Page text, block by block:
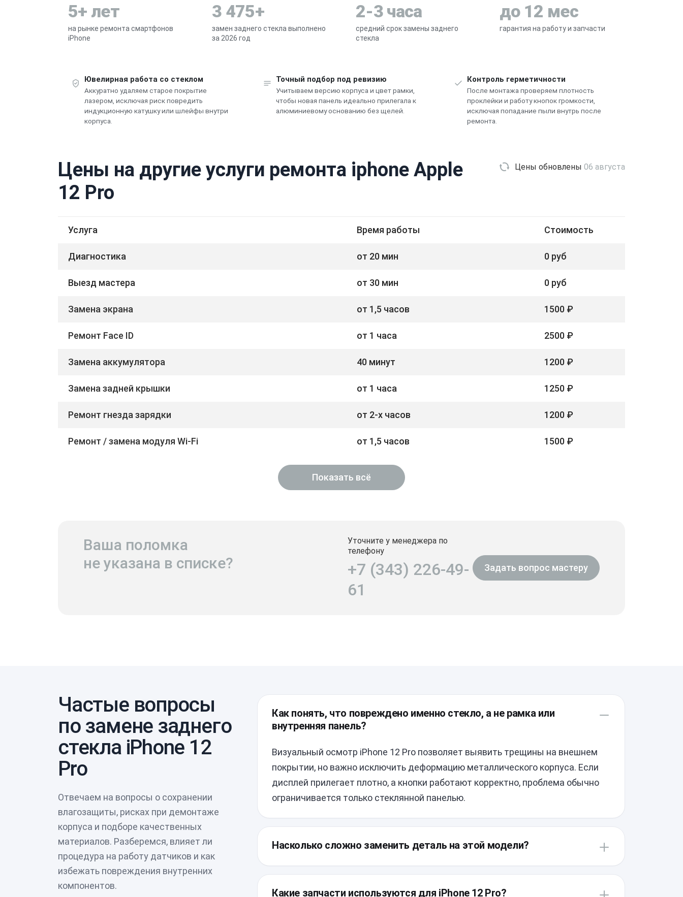
5+ лет
на рынке ремонта смартфонов
iPhone
3 475+
замен заднего стекла выполнено
за 2026 год
2-3 часа
средний срок замены заднего
стекла
до 12 мес
гарантия на работу и запчасти
Ювелирная работа со стеклом
Аккуратно удаляем старое покрытие
лазером, исключая риск повредить
индукционную катушку или шлейфы внутри
корпуса.
Точный подбор под ревизию
Учитываем версию корпуса и цвет рамки,
чтобы новая панель идеально прилегала к
алюминиевому основанию без щелей.
Контроль герметичности
После монтажа проверяем плотность
проклейки и работу кнопок громкости,
исключая попадание пыли внутрь после
ремонта.
Цены на другие услуги ремонта iphone Apple
12 Pro
Цены обновлены 06 августа
Услуга Время работы Стоимость
Диагностика от 20 мин 0 руб
Выезд мастера от 30 мин 0 руб
Замена экрана от 1,5 часов 1500 ₽
Ремонт Face ID от 1 часа 2500 ₽
Замена аккумулятора 40 минут 1200 ₽
Замена задней крышки от 1 часа 1250 ₽
Ремонт гнезда зарядки от 2-х часов 1200 ₽
Ремонт / замена модуля Wi-Fi от 1,5 часов 1500 ₽
Показать всё
Ваша поломка
не указана в списке?
Уточните у менеджера по
телефону
+7 (343) 226-49-
61
Задать вопрос мастеру
Частые вопросы
по замене заднего
стекла iPhone 12
Pro
Отвечаем на вопросы о сохранении
влагозащиты, рисках при демонтаже
корпуса и подборе качественных
материалов. Разберемся, влияет ли
процедура на работу датчиков и как
избежать повреждения внутренних
компонентов.
Как понять, что повреждено именно стекло, а не рамка или
внутренняя панель?
Визуальный осмотр iPhone 12 Pro позволяет выявить трещины на внешнем
покрытии, но важно исключить деформацию металлического корпуса. Если
дисплей прилегает плотно, а кнопки работают корректно, проблема обычно
ограничивается только стеклянной панелью.
Насколько сложно заменить деталь на этой модели?
Конструкция смартфона предусматривает проклейку всех компонентов,
поэтому замена заднего стекла требует аккуратного нагрева и
Какие запчасти используются для iPhone 12 Pro?